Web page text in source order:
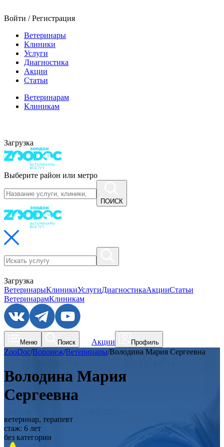
Войти / Регистрация
Ветеринары
Клиники
Услуги
Диагностика
Акции
Статьи
Ветеринарам
Клиникам
Загрузка
Выберите район или метро
ПОИСК
Загрузка
ВетеринарыКлиникиУслугиДиагностикаАкцииСтатьи
ВетеринарамКлиникам
Меню Поиск Акции Профиль
ZooDoc/Воронеж/Ветеринары/Володина Мария Сергеевна
Володина Мария
Сергеевна
ветеринар, терапевт
стаж: 6 лет
без категории